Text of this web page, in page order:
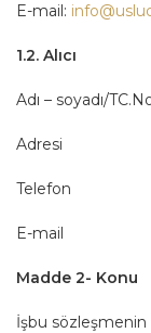
E-mail:
1.2. Alıcı
Adı – soyadı/
Adresi
Telefon
E-mail
Madde 2- Konu
İşbu sözleşmenin